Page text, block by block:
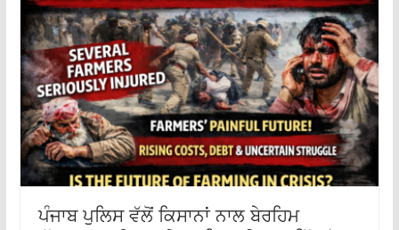
ਪੰਜਾਬ ਪੁਲਿਸ ਵੱਲੋਂ ਕਿਸਾਨਾਂ ਨਾਲ ਬੇਰਹਿਮ